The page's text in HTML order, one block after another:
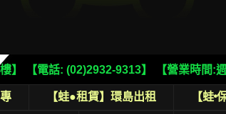
】 【電話: (02)2932-9313】 【營業時間
【蛙●租賃】環島出租 【蛙•